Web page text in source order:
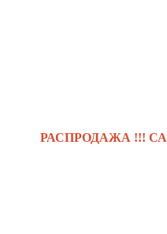
РАСПРОДАЖА !!! САМЫЕ